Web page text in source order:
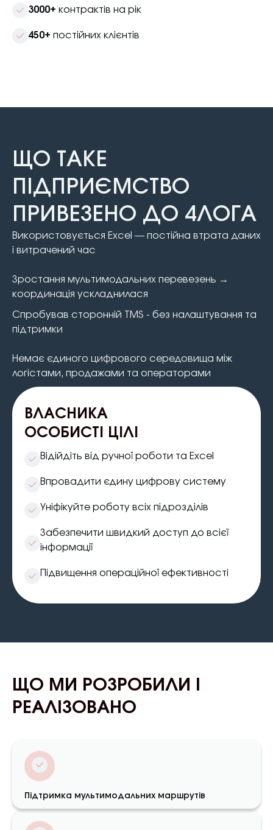
3000+ контрактів на рік
450+ постійних клієнтів
ЩО ТАКЕ
ПІДПРИЄМСТВО
ПРИВЕЗЕНО ДО 4ЛОГА
Використовується Excel — постійна втрата даних
і витрачений час
Зростання мультимодальних перевезень →
координація ускладнилася
Спробував сторонній TMS - без налаштування та
підтримки
Немає єдиного цифрового середовища між
логістами, продажами та операторами
ВЛАСНИКА
ОСОБИСТІ ЦІЛІ
Відійдіть від ручної роботи та Excel
Впровадити єдину цифрову систему
Уніфікуйте роботу всіх підрозділів
Забезпечити швидкий доступ до всієї
інформації
Підвищення операційної ефективності
ЩО МИ РОЗРОБИЛИ І
РЕАЛІЗОВАНО
Підтримка мультимодальних маршрутів